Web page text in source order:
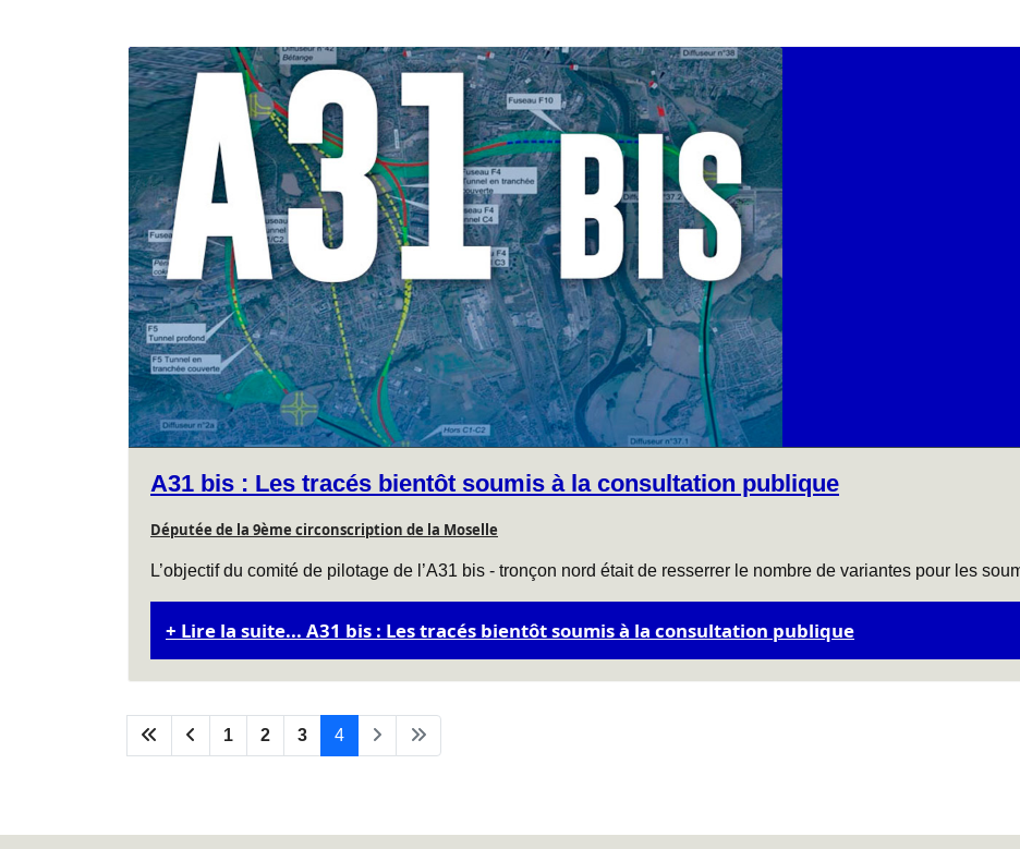
A31 bis : Les tracés bientôt soumis à la consultation publique
Députée de la 9ème circonscription de la Moselle
L’objectif du comité de pilotage de l’A31 bis - tronçon nord était de resserrer le nombre de variantes pour les
Lire la suite... A31 bis : Les tracés bientôt soumis à la consultation publique
1 2 3 4